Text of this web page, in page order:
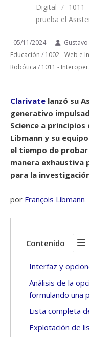
Digital / 1011
prueba el
05/11/2024 Gustavo
Educación / 1002 - Web e
Robótica / 1011 -
Clarivate lanzó su
generativo
Science a
Libmann y su
el tiempo de
manera exhaustiva
para la
por François Libmann
Contenido
Interfaz y
Análisis de la
formulando una
Lista completa
Explotación de